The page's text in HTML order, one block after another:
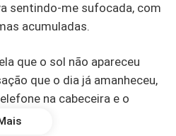
sentindo-me sufocada, com
acumuladas.
que o sol não apareceu
que o dia já amanheceu,
na cabeceira e o